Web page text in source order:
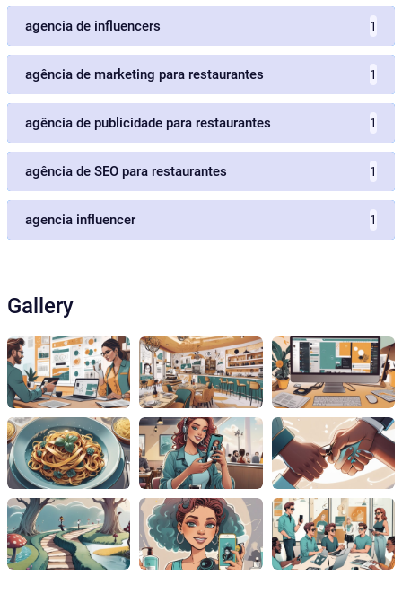
agencia de influencers 1
agência de marketing para restaurantes 1
agência de publicidade para restaurantes 1
agência de SEO para restaurantes 1
agencia influencer 1
Gallery